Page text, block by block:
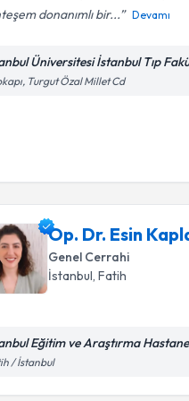
donanımlı bir...
Devamı
Üniversitesi İstanbul Tıp
Turgut Özal Millet Cd
Op. Dr. Esin
Genel Cerrahi
İstanbul, Fatih
Eğitim ve Araştırma
/ İstanbul